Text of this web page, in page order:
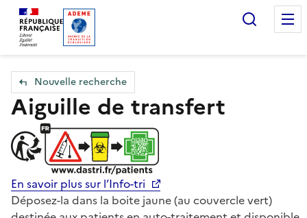
Accueil — Que Faire de mes objets & déchets
Nouvelle recherche
Aiguille de transfert
En savoir plus sur l’Info-tri
Déposez-la dans la boite jaune (au couvercle vert)